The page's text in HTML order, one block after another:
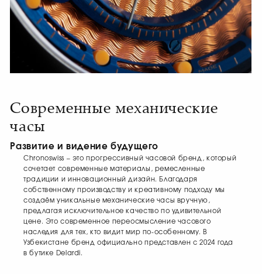
Современные механические
часы
Развитие и видение будущего
Chronoswiss – это прогрессивный часовой бренд, который
сочетает современные материалы, ремесленные
традиции и инновационный дизайн. Благодаря
собственному производству и креативному подходу мы
создаём уникальные механические часы вручную,
предлагая исключительное качество по удивительной
цене. Это современное переосмысление часового
наследия для тех, кто видит мир по-особенному. В
Узбекистане бренд официально представлен с 2024 года
в бутике Delardi.